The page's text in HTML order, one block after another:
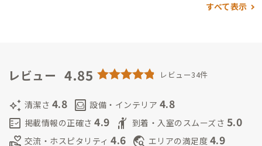
験してきました。ひとと直接コミュニケーションするのが好き
人に好きになってもらえたら嬉しいです。仕事したい、ゆっくり
できたらと考えています。
すべて表示
レビュー 4.85 レビュー34件
auto_awesome 清潔さ 4.8 living 設備・インテリア 4.8
fact_check 掲載情報の正確さ 4.9 hail 到着・入室のスムーズさ 5.0
volunteer_activism 交流・ホスピタリティ 4.6 travel_explore エリアの満足度 4.9